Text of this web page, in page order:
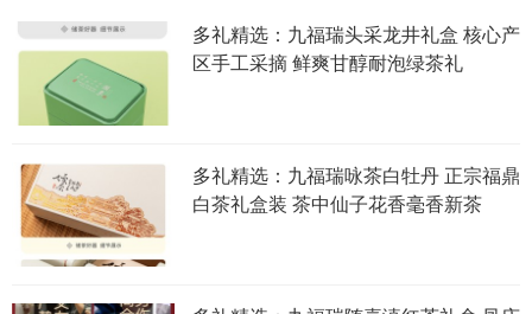
多礼精选：九福瑞头采龙井礼盒 核心产
区手工采摘 鲜爽甘醇耐泡绿茶礼
多礼精选：九福瑞咏茶白牡丹 正宗福鼎
白茶礼盒装 茶中仙子花香毫香新茶